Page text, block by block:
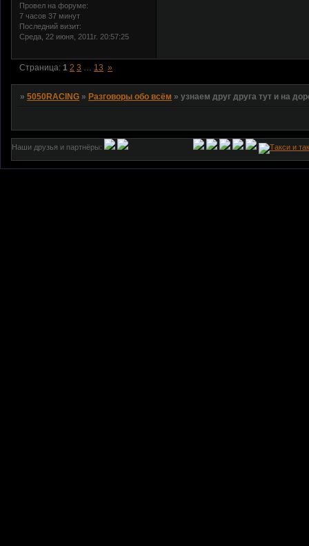
Провел на форуме:
7 часов 37 минут
Последний визит:
Среда, 22 июня, 2011г. 20:57:25
Страница:1 2 3 … 13 »
»5050RACING »Разговоры обо всём »узнаем друг друга тут и на
Наши друзья и партнёры: